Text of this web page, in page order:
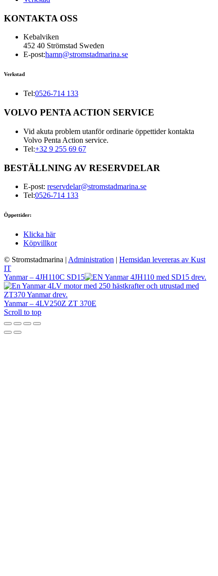
KONTAKTA OSS
Kebalviken
452 40 Strömstad Sweden
E-post:hamn@stromstadmarina.se
Verkstad
Tel:0526-714 133
VOLVO PENTA ACTION SERVICE
Vid akuta problem utanför ordinarie öppettider kontakta
Volvo Penta Action service.
Tel:+32 9 255 69 67
BESTÄLLNING AV RESERVDELAR
E-post: reservdelar@stromstadmarina.se
Tel:0526-714 133
Öppettider:
Klicka här
Köpvillkor
© Stromstadmarina | Administration | Hemsidan levereras av Kust
IT
Yanmar – 4JH110C SD15
Yanmar – 4LV250Z ZT 370E
Scroll to top